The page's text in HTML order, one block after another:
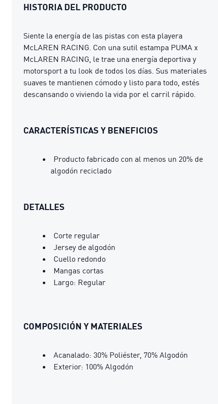
HISTORIA DEL PRODUCTO
Siente la energía de las pistas con esta playera
McLAREN RACING. Con una sutil estampa PUMA x
McLAREN RACING, le trae una energía deportiva y
motorsport a tu look de todos los días. Sus materiales
suaves te mantienen cómodo y listo para todo, estés
descansando o viviendo la vida por el carril rápido.
CARACTERÍSTICAS Y BENEFICIOS
Producto fabricado con al menos un 20% de
algodón reciclado
DETALLES
Corte regular
Jersey de algodón
Cuello redondo
Mangas cortas
Largo: Regular
COMPOSICIÓN Y MATERIALES
Acanalado: 30% Poliéster, 70% Algodón
Exterior: 100% Algodón